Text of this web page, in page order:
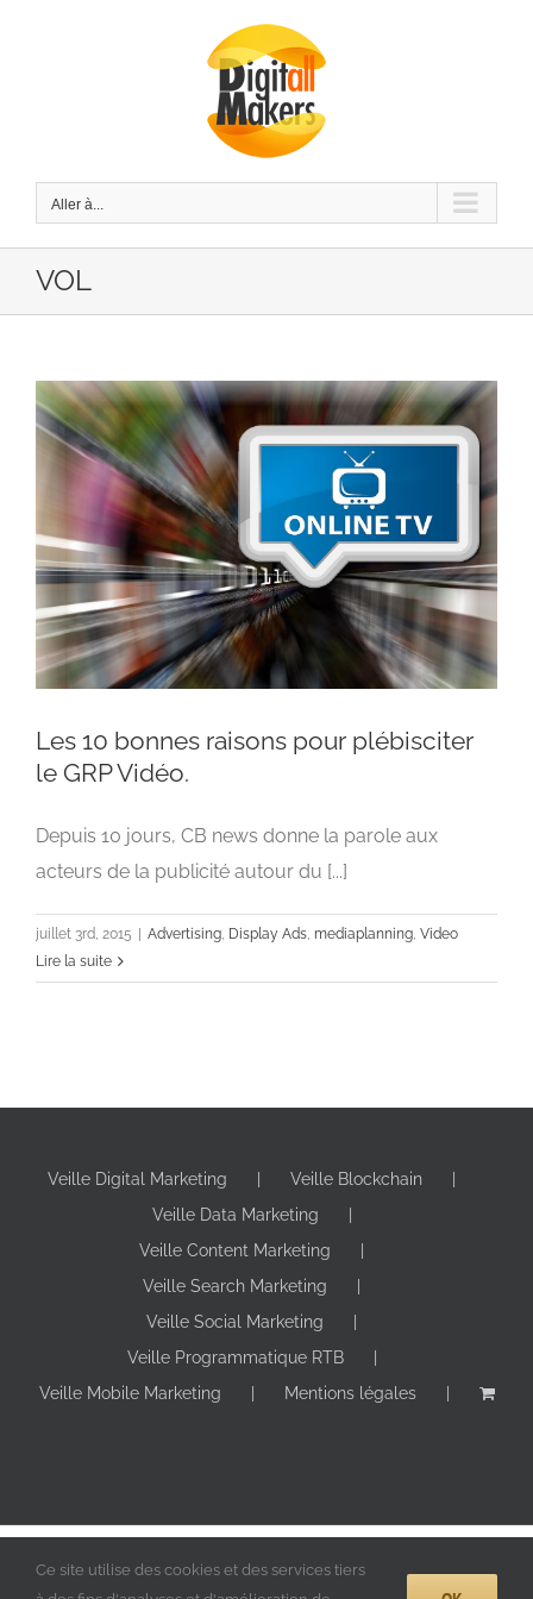
Aller à...
VOL
Les 10 bonnes raisons pour plébisciter le GRP
Vidéo.
Les 10 bonnes raisons pour plébisciter
le GRP Vidéo.
Depuis 10 jours, CB news donne la parole aux
acteurs de la publicité autour du [...]
juillet 3rd, 2015 Advertising, Display Ads, mediaplanning, Video
Lire la suite
Veille Digital Marketing
Veille Blockchain
Veille Data Marketing
Veille Content Marketing
Veille Search Marketing
Veille Social Marketing
Veille Programmatique RTB
Veille Mobile Marketing
Mentions légales
Copyright 2024 Digitall Makers | Tous droits réservés |
Ce site utilise des cookies et des services tiers